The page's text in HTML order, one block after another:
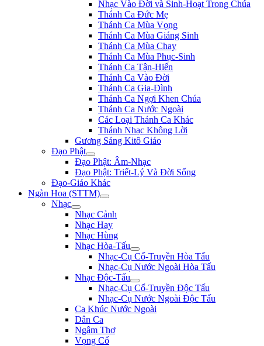
Nhạc Vào Đời và Sinh-Hoạt Trong Chúa
Thánh Ca Đức Mẹ
Thánh Ca Mùa Vọng
Thánh Ca Mùa Giáng Sinh
Thánh Ca Mùa Chay
Thánh Ca Mùa Phục-Sinh
Thánh Ca Tận-Hiến
Thánh Ca Vào Đời
Thánh Ca Gia-Đình
Thánh Ca Ngợi Khen Chúa
Thánh Ca Nước Ngoài
Các Loại Thánh Ca Khác
Thánh Nhạc Không Lời
Gương Sáng Kitô Giáo
Đạo Phật
Đạo Phật: Âm-Nhạc
Đạo Phật: Triết-Lý Và Đời Sống
Đạo-Giáo Khác
Ngàn Hoa (STTM)
Nhạc
Nhạc Cảnh
Nhạc Hay
Nhạc Hùng
Nhạc Hòa-Tấu
Nhạc-Cụ Cổ-Truyền Hòa Tấu
Nhạc-Cụ Nước Ngoài Hòa Tấu
Nhạc Độc-Tấu
Nhạc-Cụ Cổ-Truyền Độc Tấu
Nhạc-Cụ Nước Ngoài Độc Tấu
Ca Khúc Nước Ngoài
Dân Ca
Ngâm Thơ
Vọng Cổ